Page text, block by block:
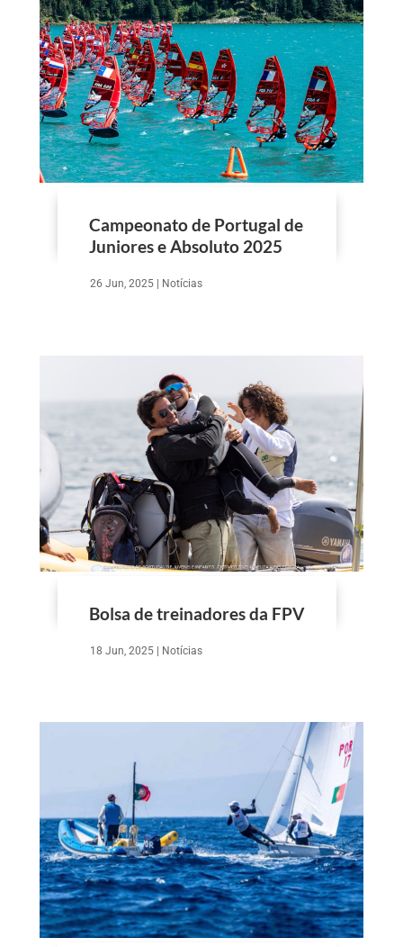
Campeonato de Portugal de
Juniores e Absoluto 2025
26 Jun, 2025| Notícias
Bolsa de treinadores da FPV
18 Jun, 2025| Notícias